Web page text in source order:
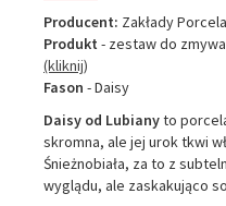
Producent: Zakłady
Produkt - zestaw do
(kliknij)
Fason - Daisy
Daisy od Lubianyto
skromna, ale jej urok tkwi
Śnieżnobiała, za to z
wyglądu, ale zaskakująco